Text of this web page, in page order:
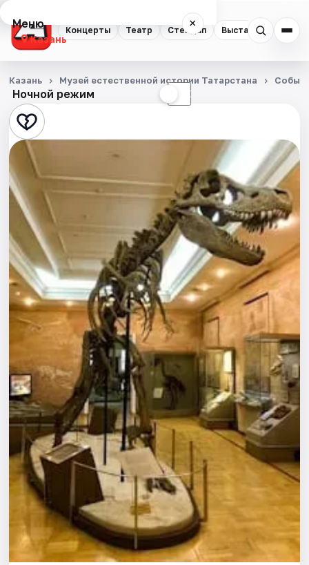
Концерты Театр Стендап Выставки
Меню ×
Казань
Концерты
Театр
Стендап
Выставки
Квесты
Экскурсии
Спорт
События
Города
Площадки
Артисты
Рейтинги
Ночной режим ☾
Казань Музей естественной истории Татарстана